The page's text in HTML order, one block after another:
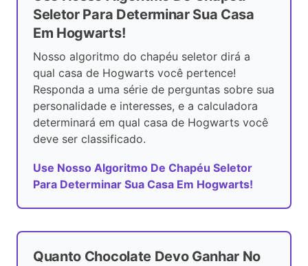
Seletor Para Determinar Sua Casa
Em Hogwarts!
Nosso algoritmo do chapéu seletor dirá a
qual casa de Hogwarts você pertence!
Responda a uma série de perguntas sobre sua
personalidade e interesses, e a calculadora
determinará em qual casa de Hogwarts você
deve ser classificado.
Use Nosso Algoritmo De Chapéu Seletor
Para Determinar Sua Casa Em Hogwarts!
Quanto Chocolate Devo Ganhar No